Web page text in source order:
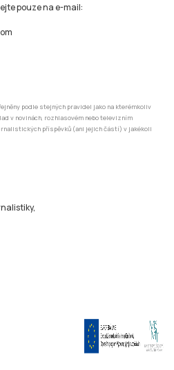
pouze na e-mail:
podle stejných pravidel jako na kterémkoliv
v novinách, rozhlasovém nebo televizním
příspěvků (ani jejich částí) v jakékoli